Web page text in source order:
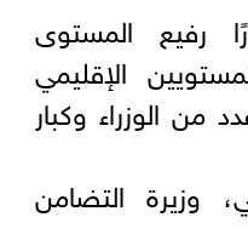
رفيع المستوى
الإقليمي
من الوزراء وكبار
وزيرة التضامن